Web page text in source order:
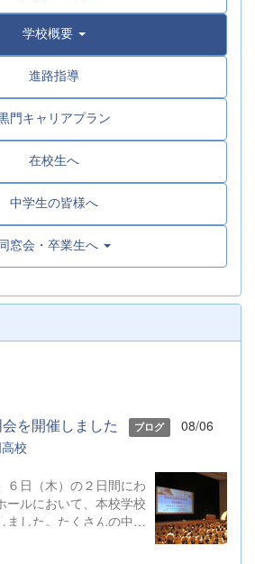
学校概要
進路指導
門キャリアプラン
在校生へ
中学生の皆様へ
窓会・卒業生へ
を開催しました ブログ
08/06
校
日（木）の２日間にわ
ールにおいて、本校学校
ました。たくさんの中学